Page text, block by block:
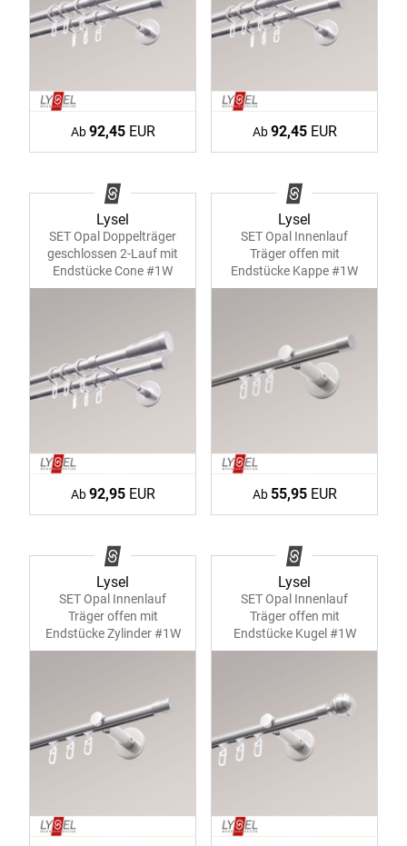
Ab92,45EUR Ab92,45EUR
Lysel
SET Opal Doppelträger
geschlossen 2-Lauf mit
Endstücke Cone #1W
Ab92,95EUR
Lysel
SET Opal Innenlauf
Träger offen mit
Endstücke Kappe #1W
Ab 55,95EUR
Lysel
SET Opal Innenlauf
Träger offen mit
Endstücke Zylinder #1W
Lysel
SET Opal Innenlauf
Träger offen mit
Endstücke Kugel #1W